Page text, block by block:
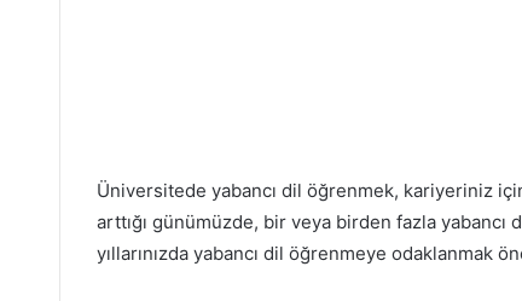
Üniversitede yabancı dil öğrenmek, kariyeriniz
arttığı günümüzde, bir veya birden fazla
yıllarınızda yabancı dil öğrenmeye odaklanmak